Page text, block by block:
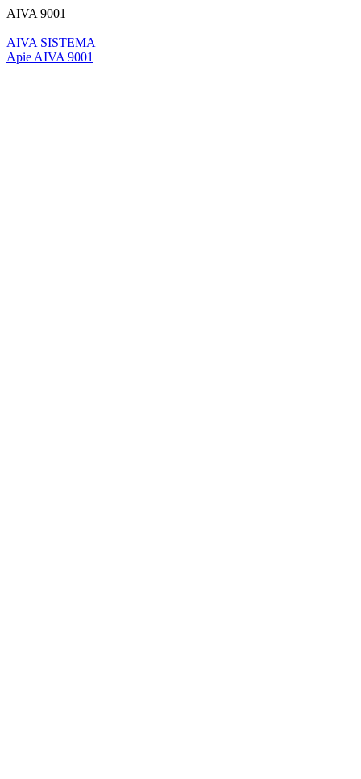
AIVA 9001
AIVA SISTEMA
Apie AIVA 9001